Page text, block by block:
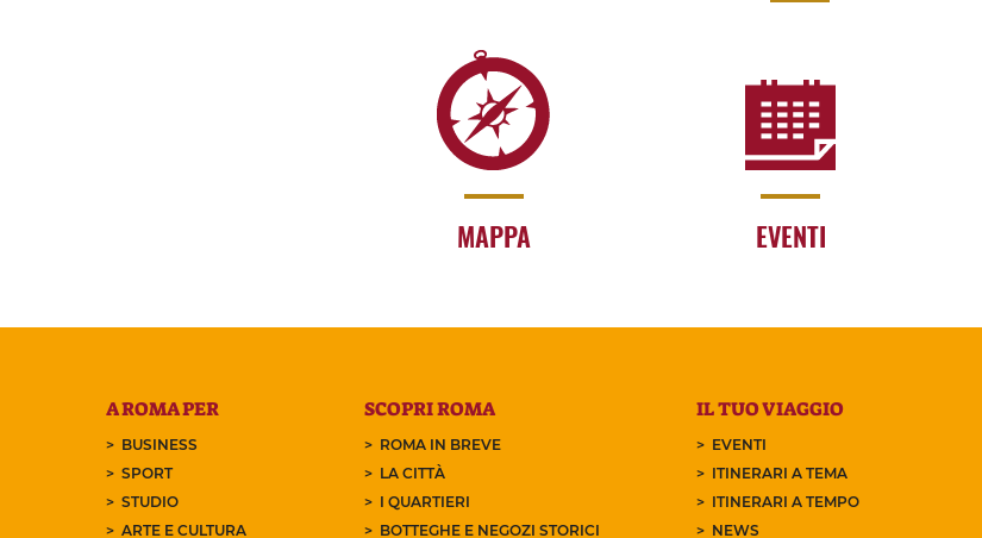
MAPPA EVENTI
A ROMA PER
BUSINESS
SPORT
STUDIO
ARTE E CULTURA
SCOPRI ROMA
ROMA IN BREVE
LA CITTÀ
I QUARTIERI
BOTTEGHE E NEGOZI STORICI
IL TUO VIAGGIO
EVENTI
ITINERARI A TEMA
ITINERARI A TEMPO
NEWS